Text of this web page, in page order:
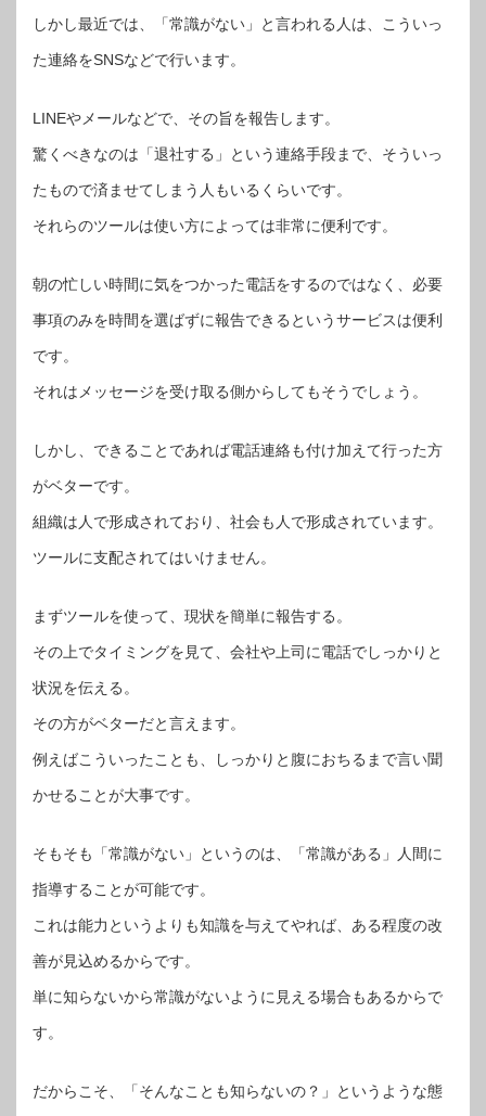
しかし最近では、「常識がない」と言われる人は、こういっ
た連絡をSNSなどで行います。
LINEやメールなどで、その旨を報告します。
驚くべきなのは「退社する」という連絡手段まで、そういっ
たもので済ませてしまう人もいるくらいです。
それらのツールは使い方によっては非常に便利です。
朝の忙しい時間に気をつかった電話をするのではなく、必要
事項のみを時間を選ばずに報告できるというサービスは便利
です。
それはメッセージを受け取る側からしてもそうでしょう。
しかし、できることであれば電話連絡も付け加えて行った方
がベターです。
組織は人で形成されており、社会も人で形成されています。
ツールに支配されてはいけません。
まずツールを使って、現状を簡単に報告する。
その上でタイミングを見て、会社や上司に電話でしっかりと
状況を伝える。
その方がベターだと言えます。
例えばこういったことも、しっかりと腹におちるまで言い聞
かせることが大事です。
そもそも「常識がない」というのは、「常識がある」人間に
指導することが可能です。
これは能力というよりも知識を与えてやれば、ある程度の改
善が見込めるからです。
単に知らないから常識がないように見える場合もあるからで
す。
だからこそ、「そんなことも知らないの？」というような態